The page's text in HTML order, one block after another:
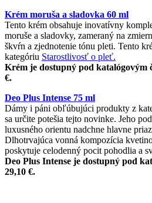
Krém moruša a sladovka 60 ml
Tento krém obsahuje inovatívny
moruše a sladovky, zameraný na
škvŕn a zjednotenie tónu pleti. Tento
kategóriu Starostlivosť o pleť.
Krém je dostupný pod katalógovým
€.
Deo Plus Intense 75 ml
Dámy i páni obľúbujúci produkty z
sa určite potešia tejto novinke. Jeho
luxusného orientu nadchne hlavne
Dlhotrvajúca vonná kompozícia
poskytuje celodenný pocit pohodlia a
Deo Plus Intense je dostupný pod
29,10 €.